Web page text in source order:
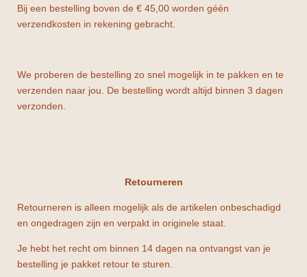
Bij een bestelling boven de € 45,00 worden géén
verzendkosten in rekening gebracht.
We proberen de bestelling zo snel mogelijk in te pakken en te
verzenden naar jou. De bestelling wordt altijd binnen 3 dagen
verzonden.
Retourneren
Retourneren is alleen mogelijk als de artikelen onbeschadigd
en ongedragen zijn en verpakt in originele staat.
Je hebt het recht om binnen 14 dagen na ontvangst van je
bestelling je pakket retour te sturen.